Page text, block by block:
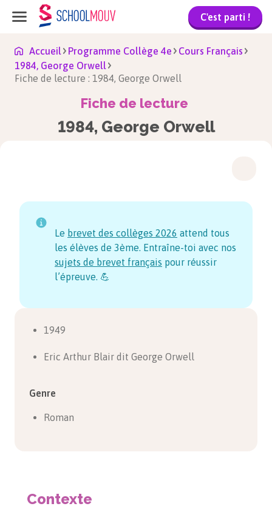
C'est parti !
Accueil Programme Collège 4e
Cours Français
1984, George Orwell
Fiche de lecture : 1984, George Orwell
Fiche de lecture
1984, George Orwell
Le brevet des collèges 2026 attend tous
les élèves de 3ème. Entraîne-toi avec nos
sujets de brevet français pour réussir
l’épreuve. 💪
1949
Eric Arthur Blair dit George Orwell
Genre
Roman
Contexte